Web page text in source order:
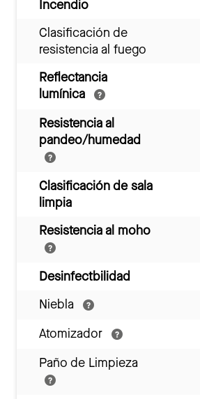
Incendio
Clasificación de
resistencia al fuego
Reflectancia
lumínica
Resistencia al
pandeo/humedad
Clasificación de sala
limpia
Resistencia al moho
Desinfectbilidad
Niebla
Atomizador
Paño de Limpieza